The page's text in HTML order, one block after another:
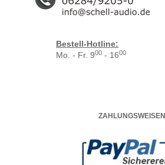
Bestell-Hotline:
Mo. - Fr. 900 - 1600
ZAHLUNGSWEISEN